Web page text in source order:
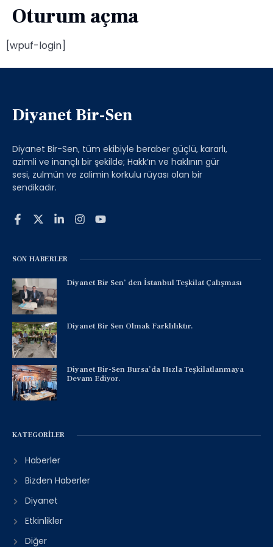
Oturum açma
[wpuf-login]
SON HABERLER
Diyanet Bir Sen’ den İstanbul Teşkilat Çalışması
Diyanet Bir Sen Olmak Farklılıktır.
Diyanet Bir-Sen Bursa’da Hızla Teşkilatlanmaya
Devam Ediyor.
KATEGORILER
Haberler
Bizden Haberler
Diyanet
Etkinlikler
Diğer
Diyanet Bir-Sen
Diyanet Bir-Sen, tüm ekibiyle beraber güçlü, kararlı,
azimli ve inançlı bir şekilde; Hakk’ın ve haklının gür
sesi, zulmün ve zalimin korkulu rüyası olan bir
sendikadır.